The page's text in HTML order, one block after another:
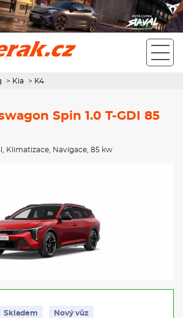
Spin 1.0 T-GDI 85 kW 6M
> Kia > K4
Spin 1.0 T-GDI 85
Klimatizace Navigace , 85 kw
Skladem Nový vůz